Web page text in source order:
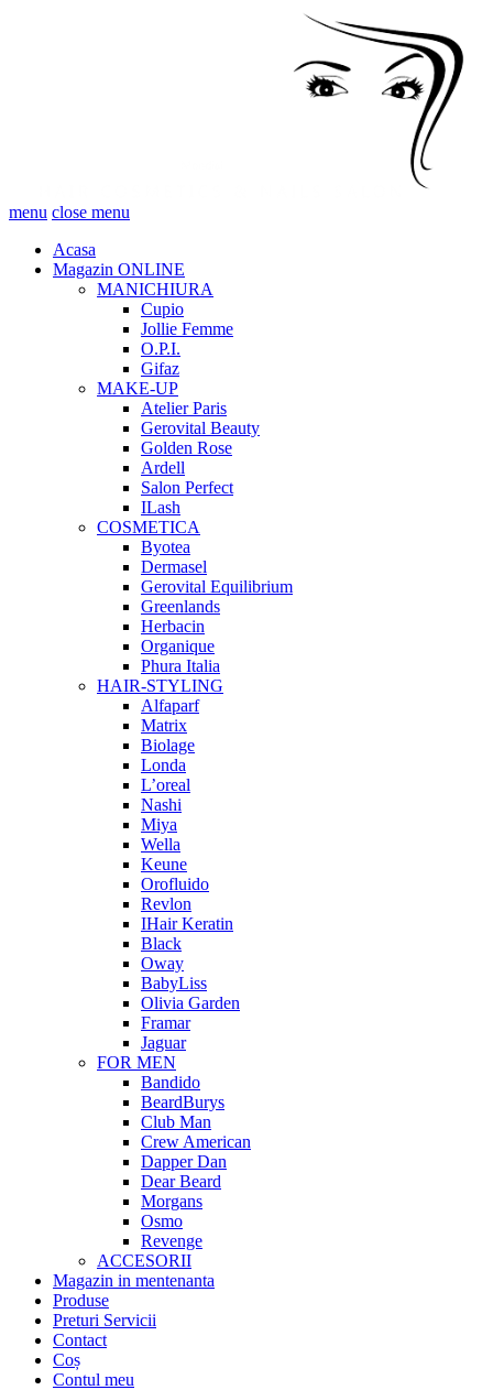
menu close menu
Acasa
Magazin ONLINE
MANICHIURA
Cupio
Jollie Femme
O.P.I.
Gifaz
MAKE-UP
Atelier Paris
Gerovital Beauty
Golden Rose
Ardell
Salon Perfect
ILash
COSMETICA
Byotea
Dermasel
Gerovital Equilibrium
Greenlands
Herbacin
Organique
Phura Italia
HAIR-STYLING
Alfaparf
Matrix
Biolage
Londa
L’oreal
Nashi
Miya
Wella
Keune
Orofluido
Revlon
IHair Keratin
Black
Oway
BabyLiss
Olivia Garden
Framar
Jaguar
FOR MEN
Bandido
BeardBurys
Club Man
Crew American
Dapper Dan
Dear Beard
Morgans
Osmo
Revenge
ACCESORII
Magazin in mentenanta
Produse
Preturi Servicii
Contact
Coș
Contul meu